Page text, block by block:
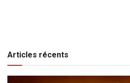
Articles récents